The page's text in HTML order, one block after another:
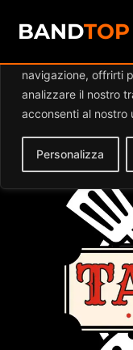
Diamo valore
navigazione, offrirti
analizzare il nostro
acconsenti al nostro
Personalizza
BANDTOP
Events